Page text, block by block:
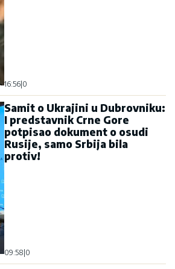
16:56 0
Samit o Ukrajini u Dubrovniku:
I predstavnik Crne Gore
potpisao dokument o osudi
Rusije, samo Srbija bila
protiv!
09:58 0